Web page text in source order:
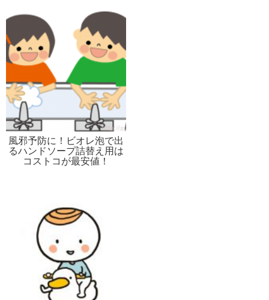
風邪予防に！ビオレ泡で出
るハンドソープ詰替え用は
コストコが最安値！